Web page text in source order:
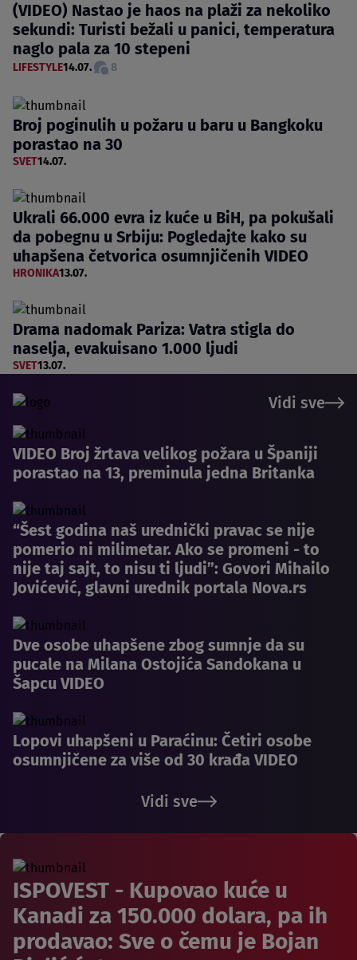
(VIDEO) Nastao je haos na plaži za nekoliko
sekundi: Turisti bežali u panici, temperatura
naglo pala za 10 stepeni
LIFESTYLE14.07. 8
Broj poginulih u požaru u baru u Bangkoku
porastao na 30
SVET14.07.
Ukrali 66.000 evra iz kuće u BiH, pa pokušali
da pobegnu u Srbiju: Pogledajte kako su
uhapšena četvorica osumnjičenih VIDEO
HRONIKA13.07.
Drama nadomak Pariza: Vatra stigla do
naselja, evakuisano 1.000 ljudi
SVET13.07.
Vidi sve
VIDEO Broj žrtava velikog požara u Španiji
porastao na 13, preminula jedna Britanka
“Šest godina naš urednički pravac se nije
pomerio ni milimetar. Ako se promeni - to
nije taj sajt, to nisu ti ljudi”: Govori Mihailo
Jovićević, glavni urednik portala Nova.rs
Dve osobe uhapšene zbog sumnje da su
pucale na Milana Ostojića Sandokana u
Šapcu VIDEO
Lopovi uhapšeni u Paraćinu: Četiri osobe
osumnjičene za više od 30 krađa VIDEO
Vidi sve
ISPOVEST - Kupovao kuće u
Kanadi za 150.000 dolara, pa ih
prodavao: Sve o čemu je Bojan